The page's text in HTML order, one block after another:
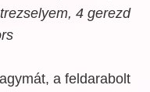
4 gerezd
a feldarabolt